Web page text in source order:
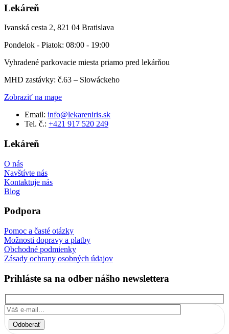
Lekáreň
Ivanská cesta 2, 821 04 Bratislava
Pondelok - Piatok: 08:00 - 19:00
Vyhradené parkovacie miesta priamo pred lekárňou
MHD zastávky: č.63 – Slowáckeho
Zobraziť na mape
Email: info@lekareniris.sk
Tel. č.: +421 917 520 249
Lekáreň
O nás
Navštívte nás
Kontaktuje nás
Blog
Podpora
Pomoc a časté otázky
Možnosti dopravy a platby
Obchodné podmienky
Zásady ochrany osobných údajov
Prihláste sa na odber nášho newslettera
Odoberať